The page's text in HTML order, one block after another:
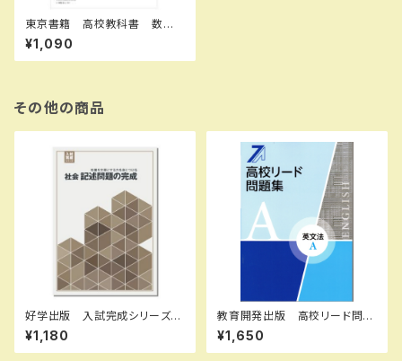
東京書籍 高校教科書 数学
Ａ Advanced ［教番：数A7
01］ 新品 ISBN：97844871
66077 ISBN-10：B0D4ZLS
¥1,090
その他の商品
好学出版 入試完成シリーズ
社会 記述問題の完成 2026
年度版 新品完全セット ISB
N：B0D3B7Q6LL ISBN-10：
¥1,180
教育開発出版 高校リード問題
集 英文法 A ，英文法 B 202
6年度版 各科目（選択くださ
い） 新品完全セット ISBN
¥1,650